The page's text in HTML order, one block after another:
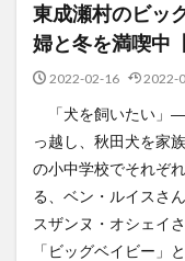
東成瀬村のビッ
婦と冬を満喫中
2022-02-16 2022-
「犬を飼いたい」―
っ越し、秋田犬を家
の小中学校でそれぞ
る、ベン・ルイスさ
スザンヌ・オシェイ
「ビッグベイビー」